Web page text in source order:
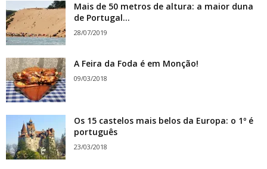
Mais de 50 metros de altura: a maior duna
de Portugal...
28/07/2019
A Feira da Foda é em Monção!
09/03/2018
Os 15 castelos mais belos da Europa: o 1º é
português
23/03/2018